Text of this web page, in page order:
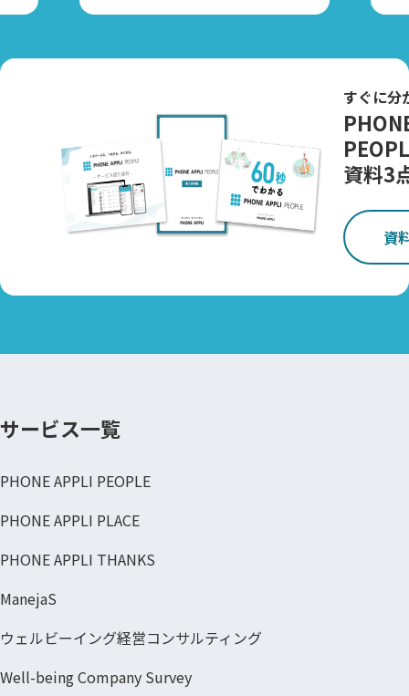
すぐに分
資料3
資
サービス一覧
PHONE APPLI PEOPLE
PHONE APPLI PLACE
PHONE APPLI THANKS
ManejaS
ウェルビーイング経営コンサルティング
Well-being Company Survey